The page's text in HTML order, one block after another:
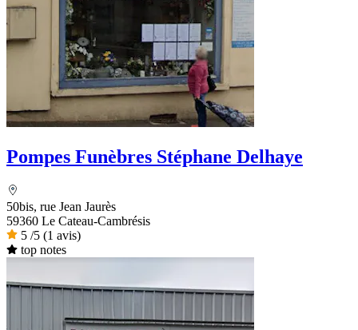
Pompes Funèbres Stéphane Delhaye
50bis, rue Jean Jaurès
59360 Le Cateau-Cambrésis
5 /5 (1 avis)
top notes